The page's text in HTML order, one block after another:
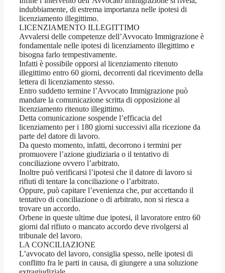
indubbiamente, di estrema importanza nelle ipotesi di
licenziamento illegittimo.
LICENZIAMENTO ILLEGITTIMO
Avvalersi delle competenze dell’Avvocato Immigrazione è
fondamentale nelle ipotesi di licenziamento illegittimo e
bisogna farlo tempestivamente.
Infatti è possibile opporsi al licenziamento ritenuto
illegittimo entro 60 giorni, decorrenti dal ricevimento della
lettera di licenziamento stesso.
Entro suddetto termine l’Avvocato Immigrazione può
mandare la comunicazione scritta di opposizione al
licenziamento ritenuto illegittimo.
Detta comunicazione sospende l’efficacia del
licenziamento per i 180 giorni successivi alla ricezione da
parte del datore di lavoro.
Da questo momento, infatti, decorrono i termini per
promuovere l’azione giudiziaria o il tentativo di
conciliazione ovvero l’arbitrato.
Inoltre può verificarsi l’ipotesi che il datore di lavoro si
rifiuti di tentare la conciliazione o l’arbitrato.
Oppure, può capitare l’evenienza che, pur accettando il
tentativo di conciliazione o di arbitrato, non si riesca a
trovare un accordo.
Orbene in queste ultime due ipotesi, il lavoratore entro 60
giorni dal rifiuto o mancato accordo deve rivolgersi al
tribunale del lavoro.
LA CONCILIAZIONE
L’avvocato del lavoro, consiglia spesso, nelle ipotesi di
conflitto fra le parti in causa, di giungere a una soluzione